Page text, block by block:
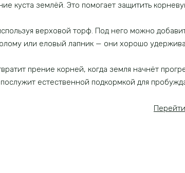
куста землёй. Это помогает защитить
верховой торф. Под него можно
или еловый лапник — они хорошо
прение корней, когда земля начнёт
естественной подкормкой для